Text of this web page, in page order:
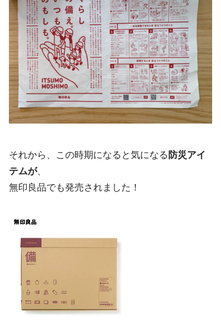
それから、この時期になると気になる 防災アイ
テムが、
無印良品でも発売されました！